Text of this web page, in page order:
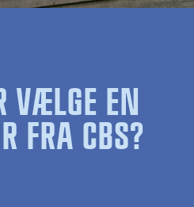
VÆLGE EN
FRA CBS?